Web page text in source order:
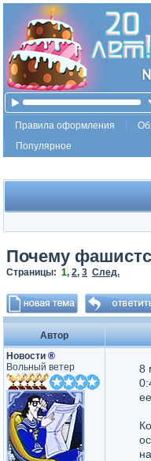
Правила оформления
Популярное
Почему
Страницы: 1, 2, 3 След.
Автор
Новости ®
Вольный ветер
8